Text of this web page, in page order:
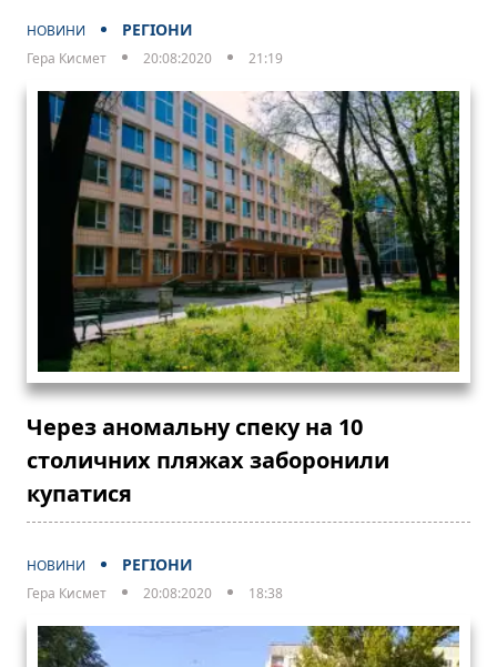
НОВИНИ РЕГІОНИ
Гера Кисмет 20:08:2020 21:19
Через аномальну спеку на 10
столичних пляжах заборонили
купатися
НОВИНИ РЕГІОНИ
Гера Кисмет 20:08:2020 18:38